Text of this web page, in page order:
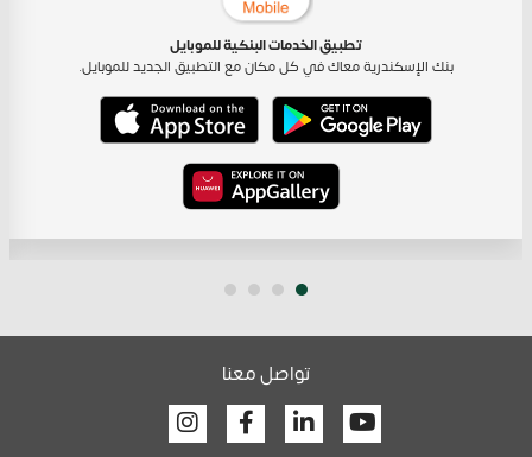
تطبيق الخدمات البنكية للموبايل
بنك الإسكندرية معاك في كل مكان مع التطبيق الجديد للموبايل.
تواصل معنا
Youtube
Linkedin
Facebook